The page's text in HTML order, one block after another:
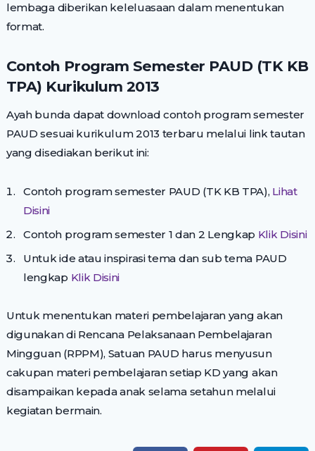
lembaga diberikan keleluasaan dalam menentukan
format.
Contoh Program Semester PAUD (TK KB
TPA) Kurikulum 2013
Ayah bunda dapat download contoh program semester
PAUD sesuai kurikulum 2013 terbaru melalui link tautan
yang disediakan berikut ini:
Contoh program semester PAUD (TK KB TPA), Lihat
Disini
Contoh program semester 1 dan 2 Lengkap Klik Disini
Untuk ide atau inspirasi tema dan sub tema PAUD
lengkap Klik Disini
Untuk menentukan materi pembelajaran yang akan
digunakan di Rencana Pelaksanaan Pembelajaran
Mingguan (RPPM), Satuan PAUD harus menyusun
cakupan materi pembelajaran setiap KD yang akan
disampaikan kepada anak selama setahun melalui
kegiatan bermain.